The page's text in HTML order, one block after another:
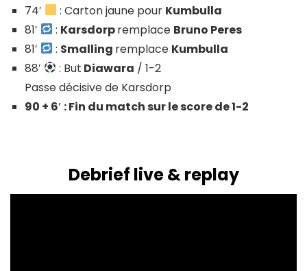
74′ : Carton jaune pour Kumbulla
81′
: Karsdorpremplace Bruno Peres
81′
: Smalling remplace Kumbulla
88′
: But Diawara / 1-2
Passe décisive de Karsdorp
90 + 6′ : Fin du match sur le score de 1-2
Debrief live & replay